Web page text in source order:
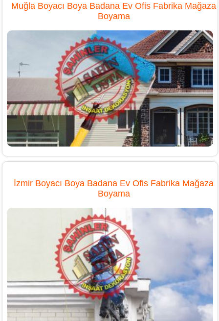
Muğla Boyacı Boya Badana Ev Ofis Fabrika Mağaza
Boyama
İzmir Boyacı Boya Badana Ev Ofis Fabrika Mağaza
Boyama